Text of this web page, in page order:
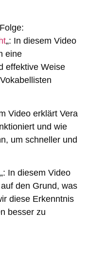
„: In diesem Video
eine
effektive Weise
Video erklärt Vera
und wie
um schneller und
„: In diesem Video
den Grund, was
diese Erkenntnis
besser zu